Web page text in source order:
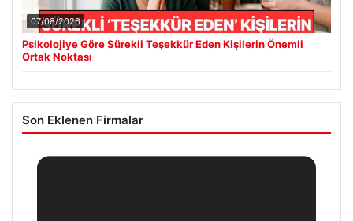
07/08/2026
Psikolojiye Göre Sürekli Teşekkür Eden Kişilerin Önemli
Ortak Noktası
Son Eklenen Firmalar